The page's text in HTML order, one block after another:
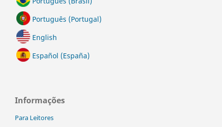
Português (Portugal)
English
Español (España)
Informações
Para Leitores